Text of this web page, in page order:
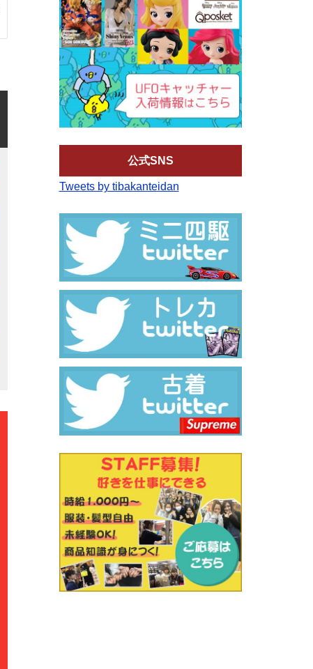
公式SNS
Tweets by tibakanteidan